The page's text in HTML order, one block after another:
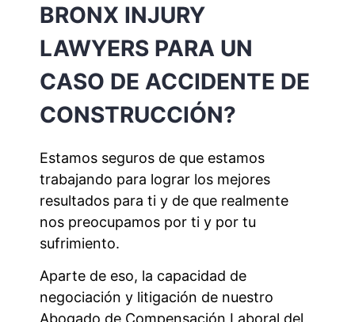
BRONX INJURY
LAWYERS PARA UN
CASO DE ACCIDENTE DE
CONSTRUCCIÓN?
Estamos seguros de que estamos
trabajando para lograr los mejores
resultados para ti y de que realmente
nos preocupamos por ti y por tu
sufrimiento.
Aparte de eso, la capacidad de
negociación y litigación de nuestro
Abogado de Compensación Laboral del